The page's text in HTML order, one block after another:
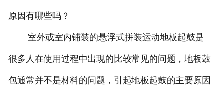
成功案例
资质荣誉
公司环境
原因有哪些吗？
室外或室内铺装的悬浮式拼装运动地板起鼓是
很多人在使用过程中出现的比较常见的问题，地板鼓
包通常并不是材料的问题，引起地板起鼓的主要原因